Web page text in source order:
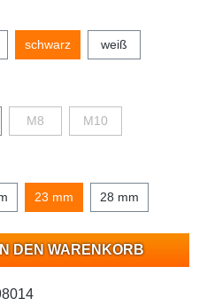
schwarz weiß
M8 M10
23 mm 28 mm
DEN WARENKORB